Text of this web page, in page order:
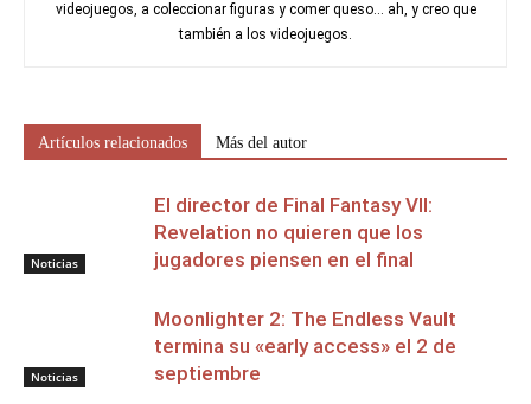
videojuegos, a coleccionar figuras y comer queso... ah, y creo que
también a los videojuegos.
Artículos relacionados Más del autor
Noticias
El director de Final Fantasy VII:
Revelation no quieren que los
jugadores piensen en el final
Noticias
Moonlighter 2: The Endless Vault
termina su «early access» el 2 de
septiembre